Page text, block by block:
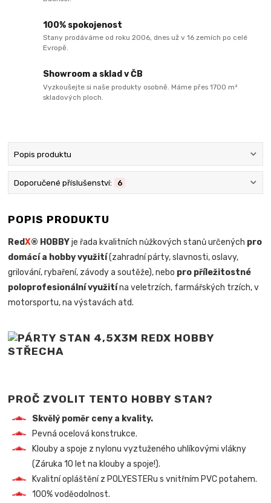
100% spokojenost
Stany prodáváme od roku 2006, dnes už v 16 zemích po celé
Evropě.
Showroom a sklad v ČB
Vyzkoušejte si naše produkty osobně. Máme přes 1700 m²
skladových ploch.
Popis produktu
Doporučené příslušenství: 6
POPIS PRODUKTU
RedX® HOBBYje řada kvalitních nůžkových stanů určených pro
domácí a hobby využití(zahradní párty, slavnosti, oslavy,
grilování, rybaření, závody a soutěže), nebo pro příležitostné
poloprofesionální využitína veletrzích, farmářských trzích, v
motorsportu, na výstavách atd.
PROČ ZVOLIT TENTO HOBBY STAN?
Skvělý poměr ceny a kvality.
Pevná ocelová konstrukce.
Klouby a spoje z nylonu vyztuženého uhlíkovými vlákny
(Záruka 10 let na klouby a spoje!).
Kvalitní opláštění z POLYESTERu s vnitřním PVC potahem.
100% voděodolnost.